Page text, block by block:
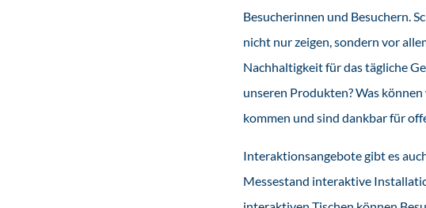
Besucherinnen und Besuchern.
nicht nur zeigen, sondern vor
Nachhaltigkeit für das tägliche
unseren Produkten? Was
kommen und sind dankbar für
Interaktionsangebote gibt es
Messestand interaktive